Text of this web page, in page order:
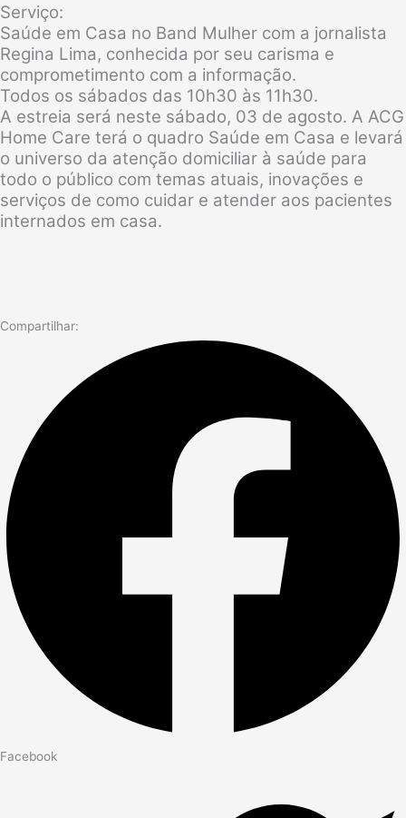
Serviço:
Saúde em Casa no Band Mulher com a jornalista
Regina Lima, conhecida por seu carisma e
comprometimento com a informação.
Todos os sábados das 10h30 às 11h30.
A estreia será neste sábado, 03 de agosto. A ACG
Home Care terá o quadro Saúde em Casa e levará
o universo da atenção domiciliar à saúde para
todo o público com temas atuais, inovações e
serviços de como cuidar e atender aos pacientes
internados em casa.
Compartilhar:
Facebook